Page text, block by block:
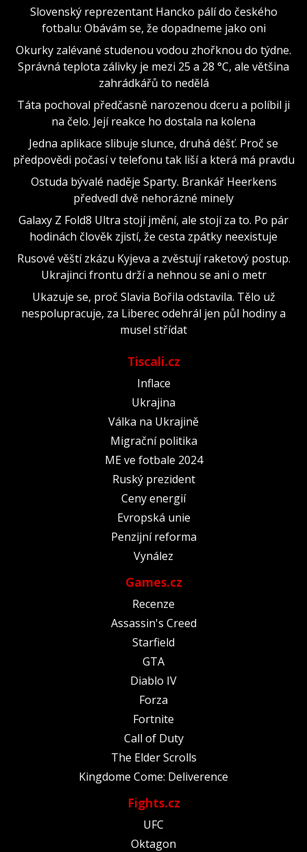
Slovenský reprezentant Hancko pálí do českého
fotbalu: Obávám se, že dopadneme jako oni
Okurky zalévané studenou vodou zhořknou do týdne.
Správná teplota zálivky je mezi 25 a 28 °C, ale většina
zahrádkářů to nedělá
Táta pochoval předčasně narozenou dceru a políbil ji
na čelo. Její reakce ho dostala na kolena
Jedna aplikace slibuje slunce, druhá déšť. Proč se
předpovědi počasí v telefonu tak liší a která má pravdu
Ostuda bývalé naděje Sparty. Brankář Heerkens
předvedl dvě nehorázné minely
Galaxy Z Fold8 Ultra stojí jmění, ale stojí za to. Po pár
hodinách člověk zjistí, že cesta zpátky neexistuje
Rusové věští zkázu Kyjeva a zvěstují raketový postup.
Ukrajinci frontu drží a nehnou se ani o metr
Ukazuje se, proč Slavia Bořila odstavila. Tělo už
nespolupracuje, za Liberec odehrál jen půl hodiny a
musel střídat
Tiscali.cz
Inflace
Ukrajina
Válka na Ukrajině
Migrační politika
ME ve fotbale 2024
Ruský prezident
Ceny energií
Evropská unie
Penzijní reforma
Vynález
Games.cz
Recenze
Assassin's Creed
Starfield
GTA
Diablo IV
Forza
Fortnite
Call of Duty
The Elder Scrolls
Kingdome Come: Deliverence
Fights.cz
UFC
Oktagon